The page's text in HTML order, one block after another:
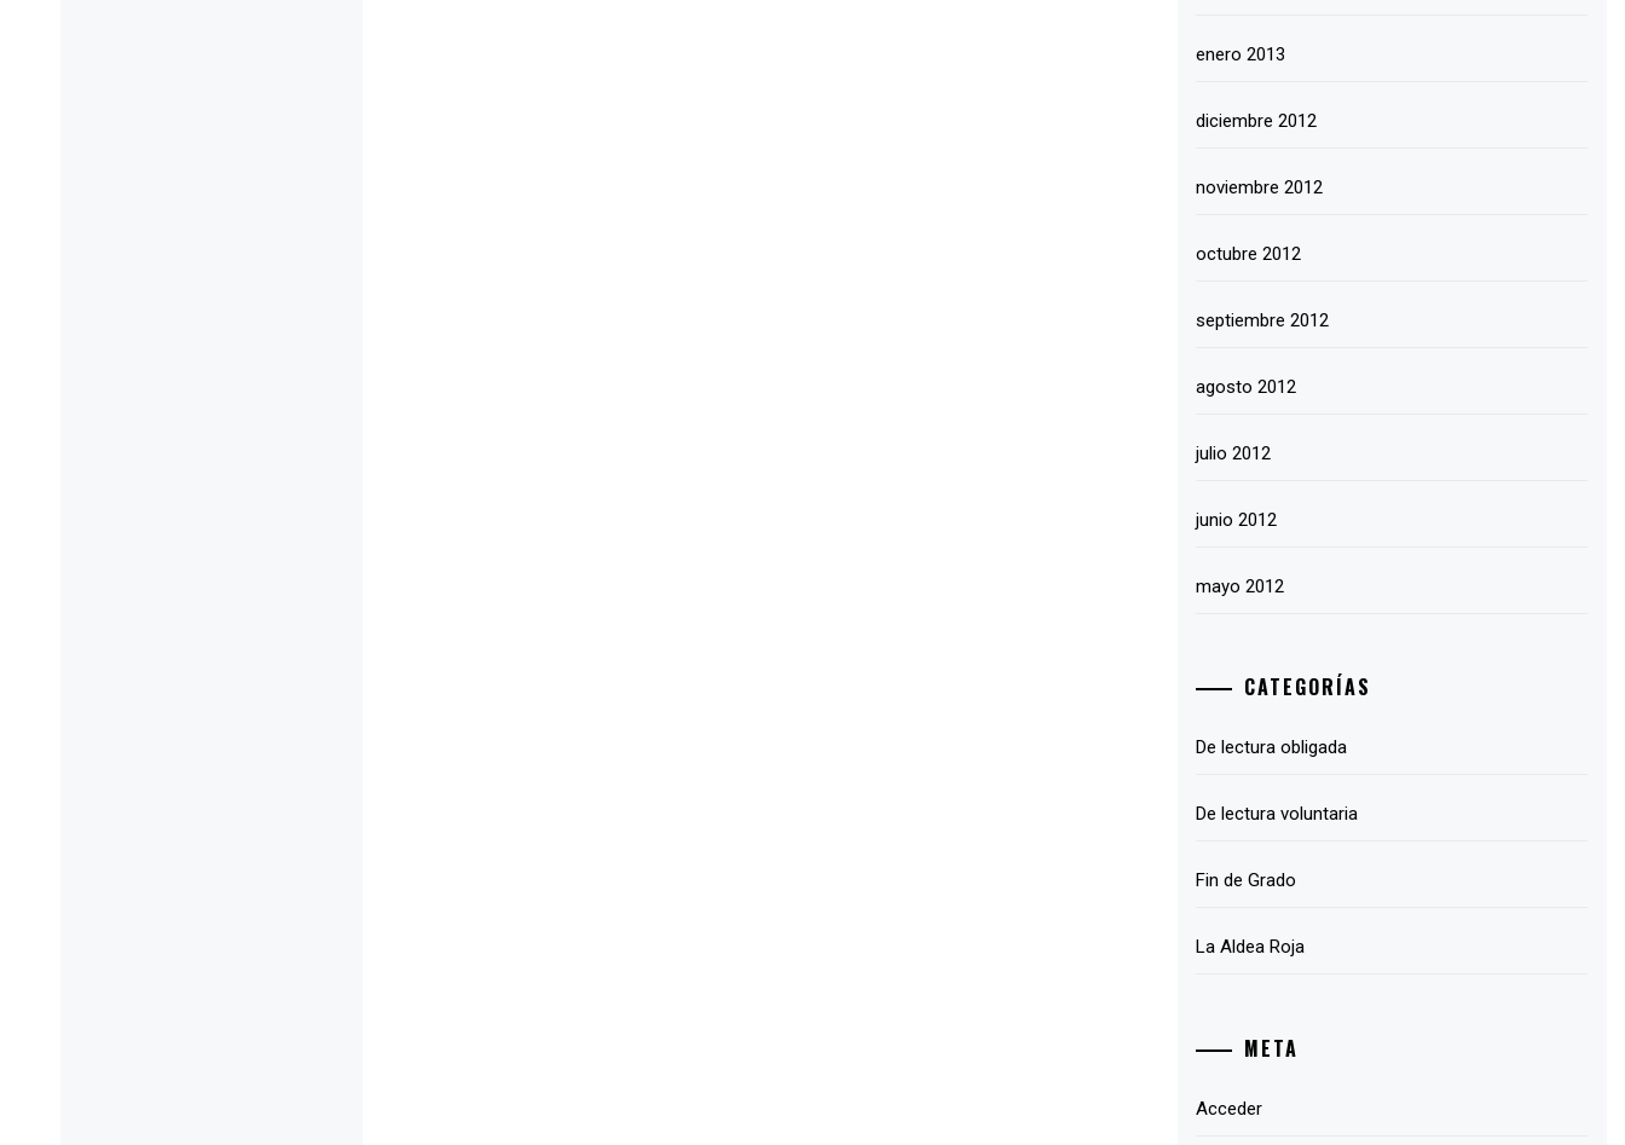
enero 2013
diciembre 2012
noviembre 2012
octubre 2012
septiembre 2012
agosto 2012
julio 2012
junio 2012
mayo 2012
CATEGORÍAS
De lectura obligada
De lectura voluntaria
Fin de Grado
La Aldea Roja
META
Acceder